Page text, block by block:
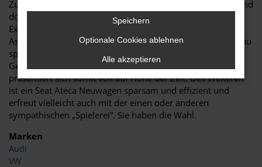
Zugehörigkeit zur Modellfamilie von Seat erkennen lässt und
doch eigenständig ausfällt. Da sind aber auch die vielen
Extras der aktuellen Modellgeneration und die
Assistenzsysteme. Für einen Seat Ateca Neuwagen in Passau
sprich in erster Linie der Sicherheitsaspekt. Mit jeder
Generation hat das Fahrzeug neue Technik erhalten und
präsentiert sich somit voll auf Höhe der Zeit. Des Weiteren
ist ein Seat Ateca Neuwagen sparsam und effizient und
erfreut vielleicht auch mit der einen oder anderen
sympathischen „Spielerei“. Sie haben die Wahl.
Marken
Audi
VW
Speichern
Optionale Cookies ablehnen
Alle akzeptieren